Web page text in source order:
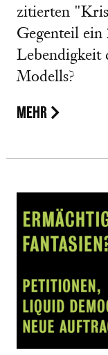
zitierten
Gegenteil
Lebendigkeit
Modells?
MEHR